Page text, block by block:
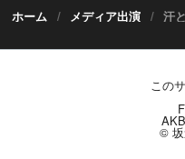
ホーム メディア出演 汗と涙
この
© 坂